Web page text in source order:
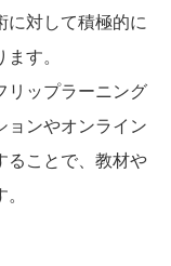
に対して積極的に
す。
リップラーニング
ョンやオンライン
ることで、教材や